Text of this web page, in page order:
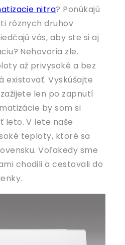
nitra? Ponúkajú
rôznych druhov
vás, aby ste si aj
Nehovoria zle.
až privysoké a bez
existovať. Vyskúšajte
len po zapnutí
by som si
leto. V lete naše
teploty, ktoré sa
Voľakedy sme
chodili a cestovali do